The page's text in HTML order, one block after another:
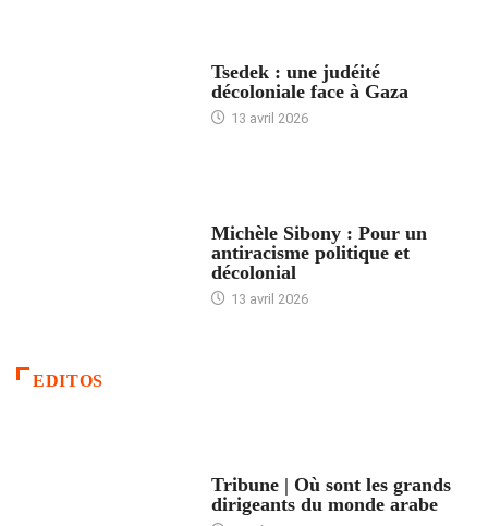
Tsedek : une judéité
décoloniale face à Gaza
13 avril 2026
Michèle Sibony : Pour un
antiracisme politique et
décolonial
13 avril 2026
EDITOS
Tribune | Où sont les grands
dirigeants du monde arabe